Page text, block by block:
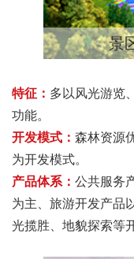
景
特征： 多以风光游览
功能。
开发模式： 森林资源
为开发模式。
产品体系： 公共服务
为主、旅游开发产品
光揽胜、地貌探索等